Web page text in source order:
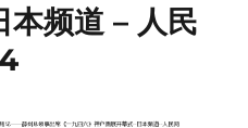
本频道 – 人民